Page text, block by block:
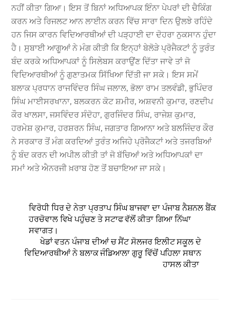
ਨਹੀਂ ਕੀਤਾ ਗਿਆ। ਇਸ ਤੋਂ ਬਿਨਾਂ ਅਧਿਆਪਕ ਇੰਨਾ ਪੇਪਰਾਂ ਦੀ ਚੈਕਿੰਗ
ਕਰਨ ਅਤੇ ਰਿਜਲਟ ਆਨ ਲਾਈਨ ਕਰਨ ਵਿੱਚ ਸਾਰਾ ਦਿਨ ਉਲਝੇ ਰਹਿੰਦੇ
ਹਨ ਜਿਸ ਕਾਰਨ ਵਿਦਿਆਰਥੀਆਂ ਦੀ ਪੜ੍ਹਾਈ ਦਾ ਦੋਹਰਾ ਨੁਕਸਾਨ ਹੁੰਦਾ
ਹੈ। ਸੁਬਾਈ ਆਗੂਆਂ ਨੇ ਮੰਗ ਕੀਤੀ ਕਿ ਇਨ੍ਹਾਂ ਬੇਲੋੜੇ ਪ੍ਰੋਜੈਕਟਾਂ ਨੂੰ ਤੁਰੰਤ
ਬੰਦ ਕਰਕੇ ਅਧਿਆਪਕਾਂ ਨੂੰ ਸਿਲੇਬਸ ਕਰਾਉਂਣ ਦਿੱਤਾ ਜਾਵੇ ਤਾਂ ਜੋ
ਵਿਦਿਆਰਥੀਆਂ ਨੂੰ ਗੁਣਾਤਮਕ ਸਿੱਖਿਆ ਦਿੱਤੀ ਜਾ ਸਕੇ। ਇਸ ਸਮੇਂ
ਬਲਾਕ ਪ੍ਰਧਾਨ ਰਾਜਵਿੰਦਰ ਸਿੰਘ ਜਲਾਲ, ਭੋਲਾ ਰਾਮ ਤਲਵੰਡੀ, ਭੁਪਿੰਦਰ
ਸਿੰਘ ਮਾਈਸਰਖਾਨਾ, ਬਲਕਰਨ ਕੋਟ ਸ਼ਮੀਰ, ਅਸ਼ਵਨੀ ਕੁਮਾਰ, ਰਣਦੀਪ
ਕੌਰ ਖਾਲਸਾ, ਜਸਵਿੰਦਰ ਸੰਦੋਹਾ, ਗੁਰਜਿੰਦਰ ਸਿੰਘ, ਰਾਜੇਸ਼ ਕੁਮਾਰ,
ਹਰਮੇਸ਼ ਕੁਮਾਰ, ਹਰਸ਼ਰਨ ਸਿੰਘ, ਜਗਤਾਰ ਗਿਆਨਾ ਅਤੇ ਬਲਜਿੰਦਰ ਕੌਰ
ਨੇ ਸਰਕਾਰ ਤੋਂ ਮੰਗ ਕਰਦਿਆਂ ਤੁਰੰਤ ਅਜਿਹੇ ਪ੍ਰੋਜੈਕਟਾਂ ਅਤੇ ਤਜਰਬਿਆਂ
ਨੂੰ ਬੰਦ ਕਰਨ ਦੀ ਅਪੀਲ ਕੀਤੀ ਤਾਂ ਜੋ ਬੱਚਿਆਂ ਅਤੇ ਅਧਿਆਪਕਾਂ ਦਾ
ਸਮਾਂ ਅਤੇ ਐਨਰਜੀ ਖ਼ਰਾਬ ਹੋਣ ਤੋਂ ਬਚਾਇਆ ਜਾ ਸਕੇ।
ਵਿਰੋਧੀ ਧਿਰ ਦੇ ਨੇਤਾ ਪ੍ਰਤਾਪ ਸਿੰਘ ਬਾਜਵਾ ਦਾ ਪੰਜਾਬ ਨੈਸ਼ਨਲ ਬੈਂਕ
ਹਰਚੋਵਾਲ ਵਿਖੇ ਪਹੁੰਚਣ ਤੇ ਸਟਾਫ ਵੱਲੋਂ ਕੀਤਾ ਗਿਆ ਨਿੱਘਾ
ਸਵਾਗਤ।
ਖੇਡਾਂ ਵਤਨ ਪੰਜਾਬ ਦੀਆਂ ਚ ਸੈਂਟ ਸੋਲਜਰ ਇਲੀਟ ਸਕੂਲ ਦੇ
ਵਿਦਿਆਰਥੀਆਂ ਨੇ ਬਲਾਕ ਜੰਡਿਆਲਾ ਗੁਰੂ ਵਿੱਚੋਂ ਪਹਿਲਾ ਸਥਾਨ
ਹਾਸਲ ਕੀਤਾ